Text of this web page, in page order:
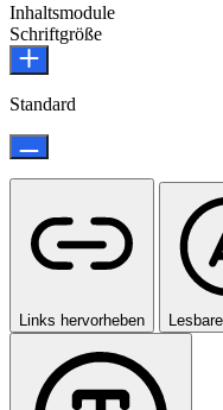
Inhaltsmodule
Schriftgröße
Standard
Links hervorheben